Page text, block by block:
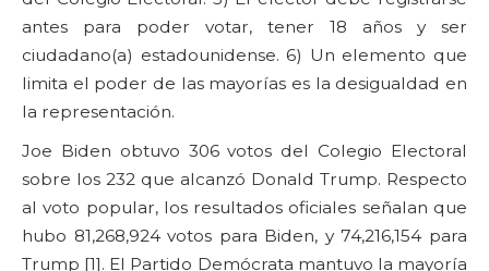
antes para poder votar, tener 18 años y ser
ciudadano(a) estadounidense. 6) Un elemento que
limita el poder de las mayorías es la desigualdad en
la representación.
Joe Biden obtuvo 306 votos del Colegio Electoral
sobre los 232 que alcanzó Donald Trump. Respecto
al voto popular, los resultados oficiales señalan que
hubo 81,268,924 votos para Biden, y 74,216,154 para
Trump [1]. El Partido Demócrata mantuvo la mayoría